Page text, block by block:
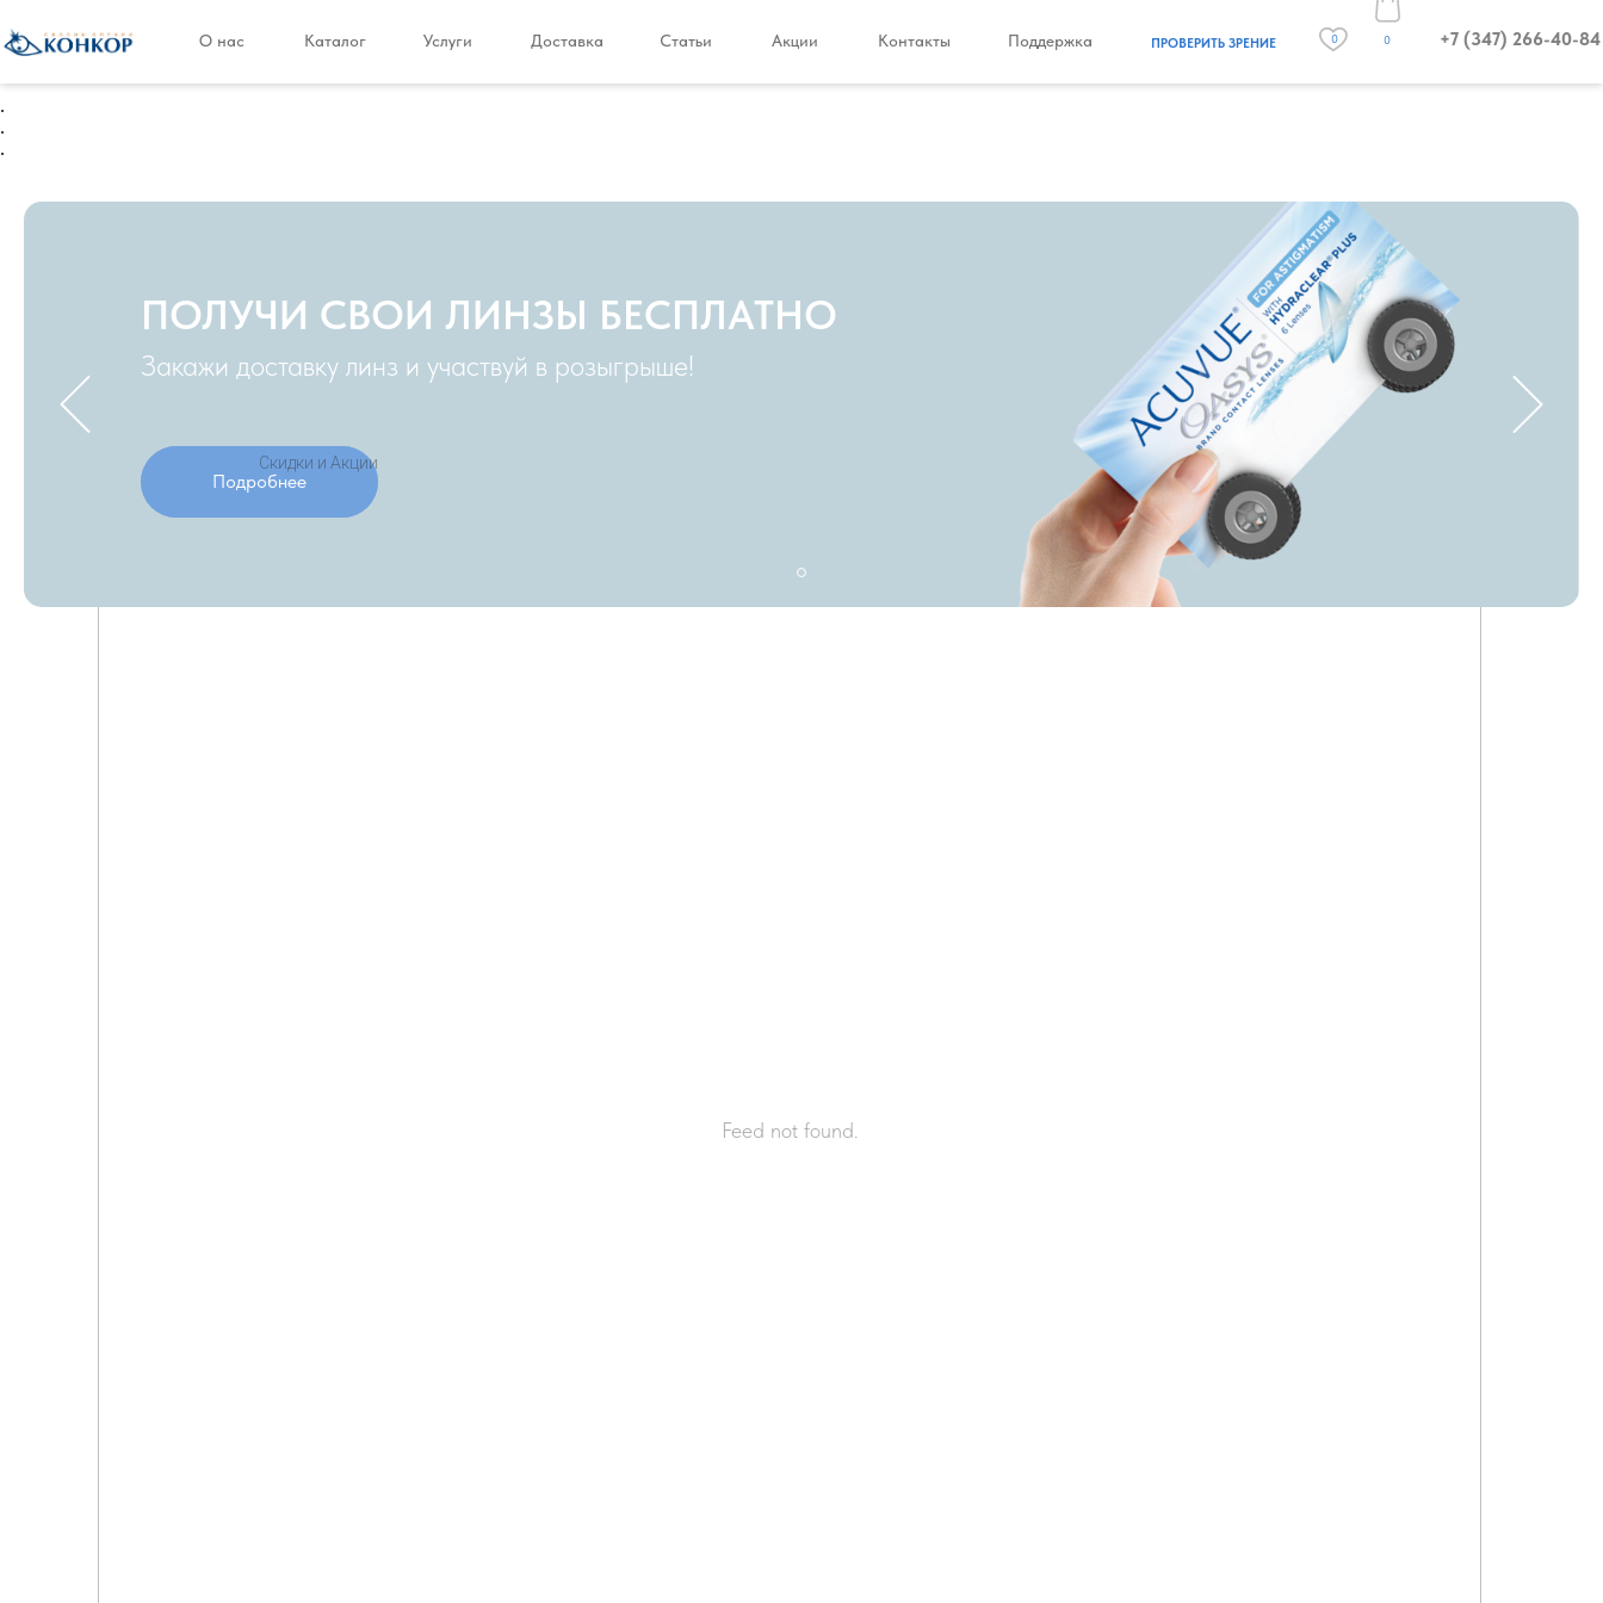
0 0 +7 (347) 266-40-84
О нас Каталог Статьи
Доставка Контакты ПРОВЕРИТЬ ЗРЕНИЕ
Акции
Услуги Поддержка
.
.
.
ПОЛУЧИ СВОИ ЛИНЗЫ БЕСПЛАТНО
Закажи доставку линз и участвуй в розыгрыше!
Подробнее
‹ На главную Скидки и Акции
Feed not found.